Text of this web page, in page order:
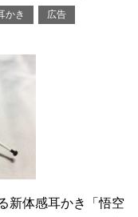
かき 広告
新体感耳かき「悟空